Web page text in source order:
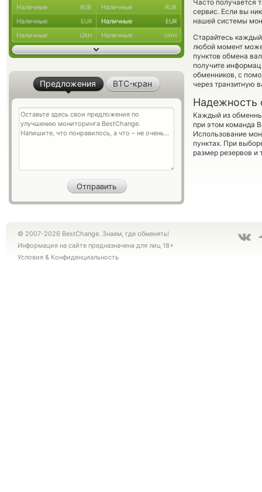
Часто получается
сервис. Если вы
нашей системы
Старайтесь
любой момент
пунктов обмена
получите
обменников, с
через транзитную
Надежность
Каждый из
при этом команда
Использование
пунктах. При
размер резервов и
Наличные RUB Наличные RUB
Наличные EUR Наличные EUR
Наличные UAH Наличные UAH
Предложения BTC-кран
© 2007-2026 BestChange. Знаем, где обменять!
Информация на сайте предназначена для лиц 18+
Условия & Конфиденциальность